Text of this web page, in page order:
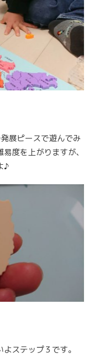
展ピースで遊んでみ
度を上がりますが、
♪
ステップ３です。